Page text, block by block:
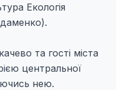
Екологія
та гості міста
центральної
нею.